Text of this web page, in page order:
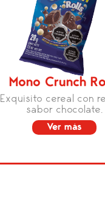
Mono Crunch
Exquisito cereal con
sabor chocolate.
Ver más